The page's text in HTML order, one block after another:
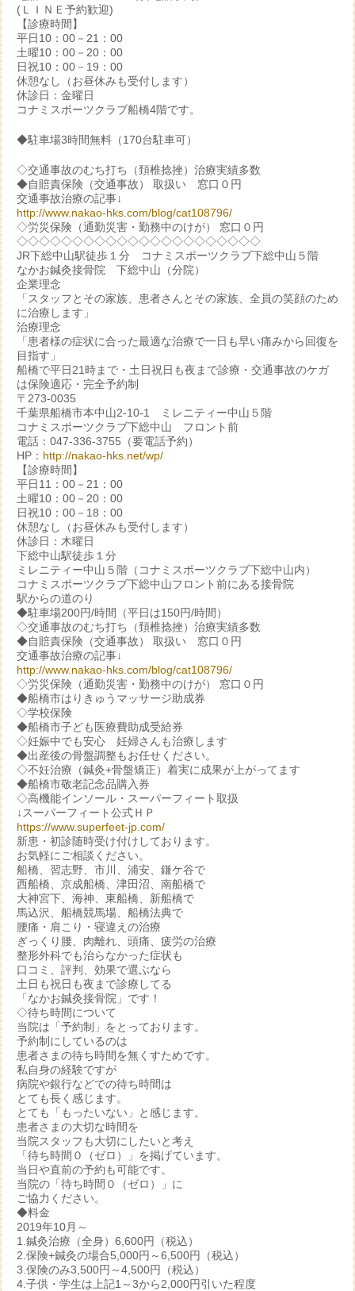
(ＬＩＮＥ予約歓迎)
【診療時間】
平日10：00－21：00
土曜10：00－20：00
日祝10：00－19：00
休憩なし（お昼休みも受付します）
休診日：金曜日
コナミスポーツクラブ船橋4階です。
◆駐車場3時間無料（170台駐車可）
◇交通事故のむち打ち（頚椎捻挫）治療実績多数
◆自賠責保険（交通事故） 取扱い 窓口０円
交通事故治療の記事↓
http://www.nakao-hks.com/blog/cat108796/
◇労災保険（通勤災害・勤務中のけが） 窓口０円
◇◇◇◇◇◇◇◇◇◇◇◇◇◇◇◇◇◇◇◇◇◇
JR下総中山駅徒歩１分 コナミスポーツクラブ下総中山５階
なかお鍼灸接骨院 下総中山（分院）
企業理念
「スタッフとその家族、患者さんとその家族、全員の笑顔のため
に治療します」
治療理念
「患者様の症状に合った最適な治療で一日も早い痛みから回復を
目指す」
船橋で平日21時まで・土日祝日も夜まで診療・交通事故のケガ
は保険適応・完全予約制
〒273-0035
千葉県船橋市本中山2-10-1 ミレニティー中山５階
コナミスポーツクラブ下総中山 フロント前
電話：047-336-3755（要電話予約）
HP： http://nakao-hks.net/wp/
【診療時間】
平日11：00－21：00
土曜10：00－20：00
日祝10：00－18：00
休憩なし（お昼休みも受付します）
休診日：木曜日
下総中山駅徒歩１分
ミレニティー中山５階（コナミスポーツクラブ下総中山内）
コナミスポーツクラブ下総中山フロント前にある接骨院
駅からの道のり
◆駐車場200円/時間（平日は150円/時間）
◇交通事故のむち打ち（頚椎捻挫）治療実績多数
◆自賠責保険（交通事故） 取扱い 窓口０円
交通事故治療の記事↓
http://www.nakao-hks.com/blog/cat108796/
◇労災保険（通勤災害・勤務中のけが） 窓口０円
◆船橋市はりきゅうマッサージ助成券
◇学校保険
◆船橋市子ども医療費助成受給券
◇妊娠中でも安心 妊婦さんも治療します
◆出産後の骨盤調整もお任せください。
◇不妊治療（鍼灸+骨盤矯正）着実に成果が上がってます
◆船橋市敬老記念品購入券
◇高機能インソール・スーパーフィート取扱
↓スーパーフィート公式ＨＰ
https://www.superfeet-jp.com/
新患・初診随時受け付けしております。
お気軽にご相談ください。
船橋、習志野、市川、浦安、鎌ケ谷で
西船橋、京成船橋、津田沼、南船橋で
大神宮下、海神、東船橋、新船橋で
馬込沢、船橋競馬場、船橋法典で
腰痛・肩こり・寝違えの治療
ぎっくり腰、肉離れ、頭痛、疲労の治療
整形外科でも治らなかった症状も
口コミ、評判、効果で選ぶなら
土日も祝日も夜まで診療してる
「なかお鍼灸接骨院」です！
◇待ち時間について
当院は「予約制」をとっております。
予約制にしているのは
患者さまの待ち時間を無くすためです。
私自身の経験ですが
病院や銀行などでの待ち時間は
とても長く感じます。
とても「もったいない」と感じます。
患者さまの大切な時間を
当院スタッフも大切にしたいと考え
「待ち時間０（ゼロ）」を掲げています。
当日や直前の予約も可能です。
当院の「待ち時間０（ゼロ）」に
ご協力ください。
◆料金
2019年10月～
1.鍼灸治療（全身）6,600円（税込）
2.保険+鍼灸の場合5,000円～6,500円（税込）
3.保険のみ3,500円～4,500円（税込）
4.子供・学生は上記1～3から2,000円引いた程度